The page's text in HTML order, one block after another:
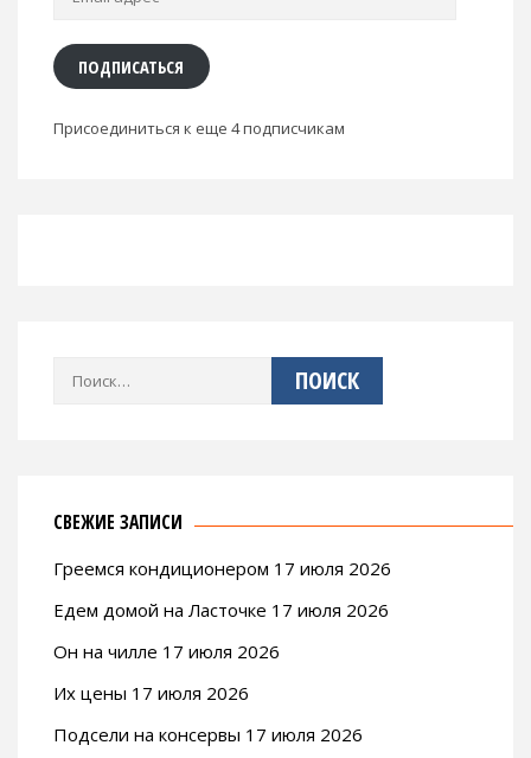
ПОДПИСАТЬСЯ
Присоединиться к еще 4 подписчикам
Найти:
СВЕЖИЕ ЗАПИСИ
Греемся кондиционером 17 июля 2026
Едем домой на Ласточке 17 июля 2026
Он на чилле 17 июля 2026
Их цены 17 июля 2026
Подсели на консервы 17 июля 2026